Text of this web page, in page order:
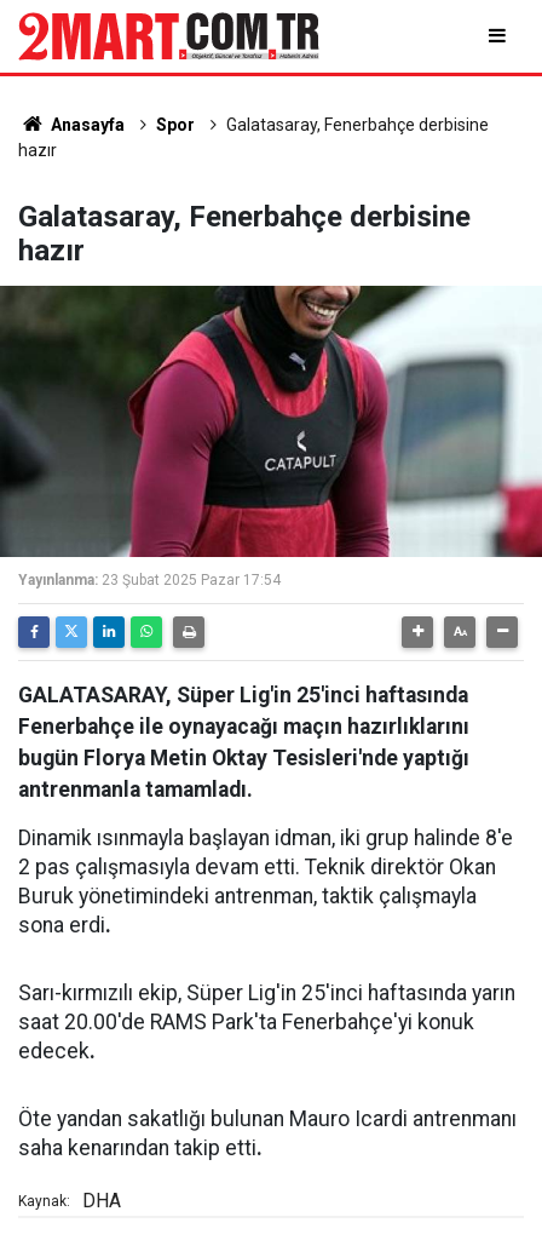
Anasayfa Spor
Galatasaray, Fenerbahçe derbisine
hazır
Galatasaray, Fenerbahçe derbisine
hazır
Yayınlanma: 23 Şubat 2025 Pazar 17:54
GALATASARAY, Süper Lig'in 25'inci haftasında
Fenerbahçe ile oynayacağı maçın hazırlıklarını
bugün Florya Metin Oktay Tesisleri'nde yaptığı
antrenmanla tamamladı.
Dinamik ısınmayla başlayan idman, iki grup halinde 8'e
2 pas çalışmasıyla devam etti. Teknik direktör Okan
Buruk yönetimindeki antrenman, taktik çalışmayla
sona erdi.
Sarı-kırmızılı ekip, Süper Lig'in 25'inci haftasında yarın
saat 20.00'de RAMS Park'ta Fenerbahçe'yi konuk
edecek.
Öte yandan sakatlığı bulunan Mauro Icardi antrenmanı
saha kenarından takip etti.
Kaynak: DHA